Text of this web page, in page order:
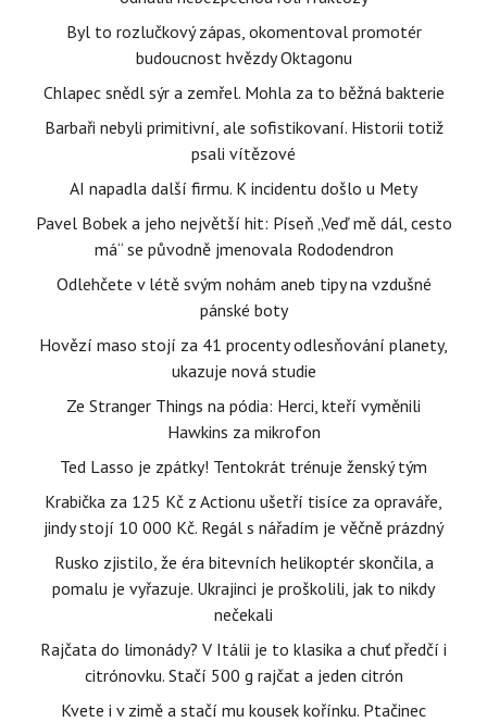
Byl to rozlučkový zápas, okomentoval promotér
budoucnost hvězdy Oktagonu
Chlapec snědl sýr a zemřel. Mohla za to běžná bakterie
Barbaři nebyli primitivní, ale sofistikovaní. Historii totiž
psali vítězové
AI napadla další firmu. K incidentu došlo u Mety
Pavel Bobek a jeho největší hit: Píseň „Veď mě dál, cesto
má“ se původně jmenovala Rododendron
Odlehčete v létě svým nohám aneb tipy na vzdušné
pánské boty
Hovězí maso stojí za 41 procenty odlesňování planety,
ukazuje nová studie
Ze Stranger Things na pódia: Herci, kteří vyměnili
Hawkins za mikrofon
Ted Lasso je zpátky! Tentokrát trénuje ženský tým
Krabička za 125 Kč z Actionu ušetří tisíce za opraváře,
jindy stojí 10 000 Kč. Regál s nářadím je věčně prázdný
Rusko zjistilo, že éra bitevních helikoptér skončila, a
pomalu je vyřazuje. Ukrajinci je proškolili, jak to nikdy
nečekali
Rajčata do limonády? V Itálii je to klasika a chuť předčí i
citrónovku. Stačí 500 g rajčat a jeden citrón
Kvete i v zimě a stačí mu kousek kořínku. Ptačinec